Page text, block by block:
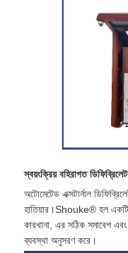
স্বয়ংক্রিয় বহিরাগত
অটোমেটেড এক্সটার্নাল
হাতিয়ার।Shouke® হল একটি
কারখানা, এর সঠিক সমাবেশ এবং
ব্যবস্থা অনুসরণ করে।